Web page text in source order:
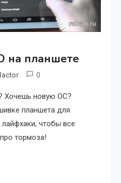
на планшете
0
Хочешь новую ОС?
планшета для
чтобы все
тормоза!